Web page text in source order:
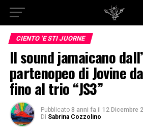
CIENTO 'E STI JUORNE
Il sound jamaicano
partenopeo di Jovine
fino al trio “JS3”
Pubblicato 8 anni fa il 12 Dicembre
Di Sabrina Cozzolino